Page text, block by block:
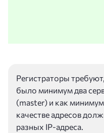
Регистраторы
было минимум два
(master) и как
качестве адресов
разных IP-адреса.